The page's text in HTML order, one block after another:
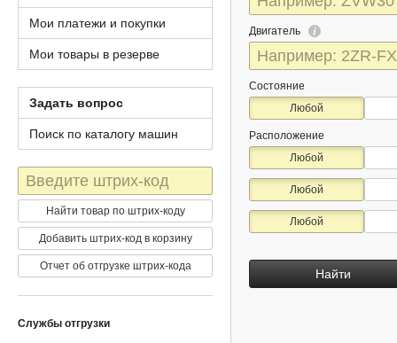
Двигатель
Состояние
Любой
Расположение
Любой
Любой
Любой
Найти
Мои платежи и покупки
Мои товары в резерве
Задать вопрос
Поиск по каталогу машин
Штрих-
код
Найти товар по штрих-коду
Добавить штрих-код в корзину
Отчет об отгрузке штрих-кода
Службы отгрузки